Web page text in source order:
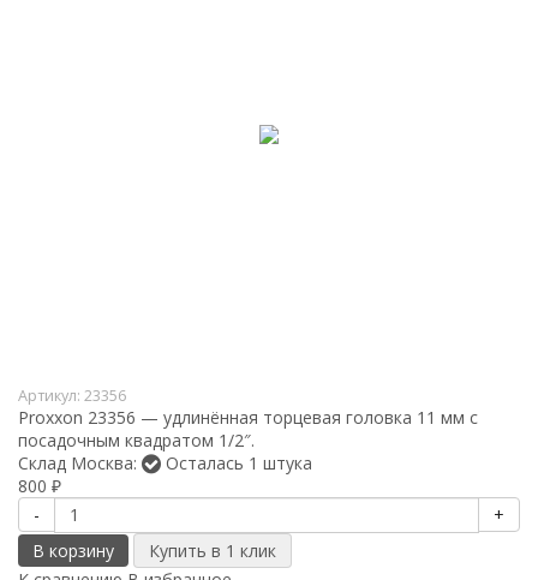
Артикул: 23356
Proxxon 23356 — удлинённая торцевая головка 11 мм с
посадочным квадратом 1/2″.
Склад Москва:
Осталась 1 штука
800 ₽
-
+
В корзину